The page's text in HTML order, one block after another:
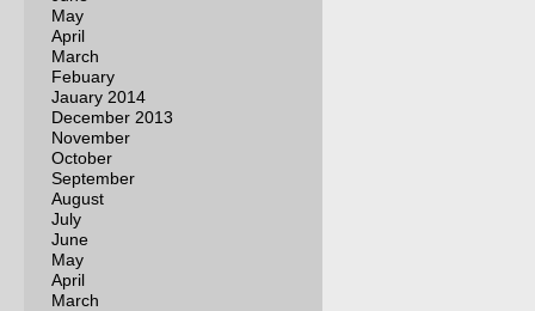
May
April
March
Febuary
Jauary 2014
December 2013
November
October
September
August
July
June
May
April
March